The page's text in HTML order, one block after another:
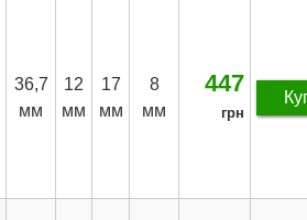
36,7
мм
12
мм
17
мм
8
мм
447
грн